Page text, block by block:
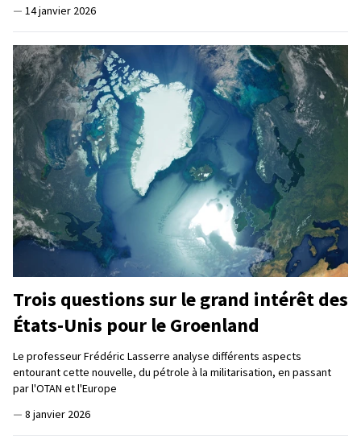
— 14 janvier 2026
Trois questions sur le grand intérêt des
États-Unis pour le Groenland
Le professeur Frédéric Lasserre analyse différents aspects
entourant cette nouvelle, du pétrole à la militarisation, en passant
par l'OTAN et l'Europe
— 8 janvier 2026